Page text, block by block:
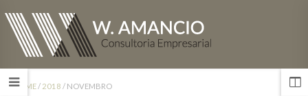
HOME/ 2018 / NOVEMBRO